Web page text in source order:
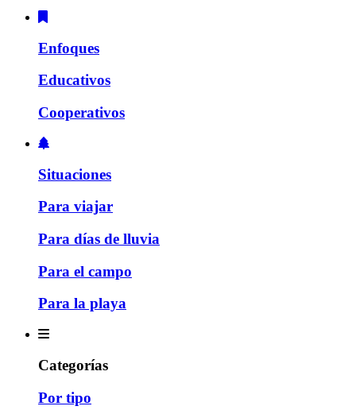
Enfoques
Educativos
Cooperativos
Situaciones
Para viajar
Para días de lluvia
Para el campo
Para la playa
Categorías
Por tipo